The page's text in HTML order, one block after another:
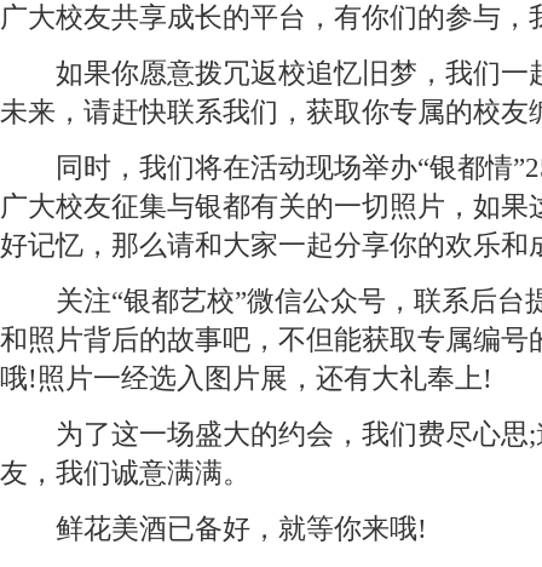
广大校友共享成长的平台，有你们的参与，
如果你愿意拨冗返校追忆旧梦，我们一
未来，请赶快联系我们，获取你专属的校友
同时，我们将在活动现场举办“银都情
广大校友征集与银都有关的一切照片，如果
好记忆，那么请和大家一起分享你的欢乐和
关注“银都艺校”微信公众号，联系后台
和照片背后的故事吧，不但能获取专属编号
哦!照片一经选入图片展，还有大礼奉上!
为了这一场盛大的约会，我们费尽心思;
友，我们诚意满满。
鲜花美酒已备好，就等你来哦!